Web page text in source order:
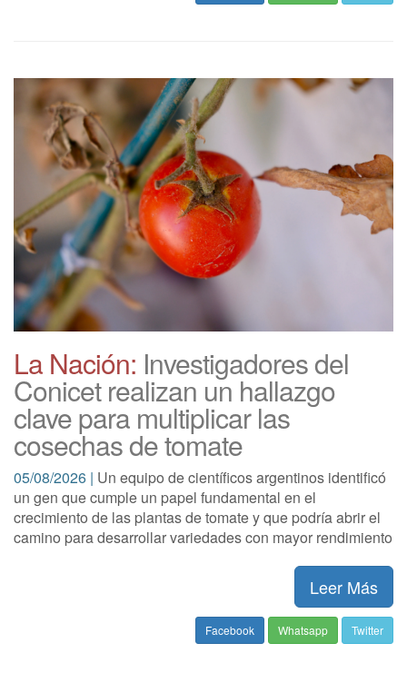
La Nación: Investigadores del
Conicet realizan un hallazgo
clave para multiplicar las
cosechas de tomate
05/08/2026 | Un equipo de científicos argentinos identificó
un gen que cumple un papel fundamental en el
crecimiento de las plantas de tomate y que podría abrir el
camino para desarrollar variedades con mayor rendimiento
Leer Más
Facebook Whatsapp Twitter